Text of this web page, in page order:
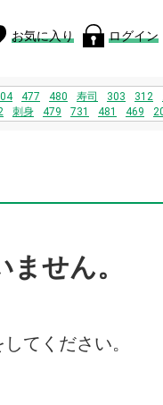
お気に入り ログイン
477 480 寿司 303 312
刺身 479 731 481 469
せん。
てください。